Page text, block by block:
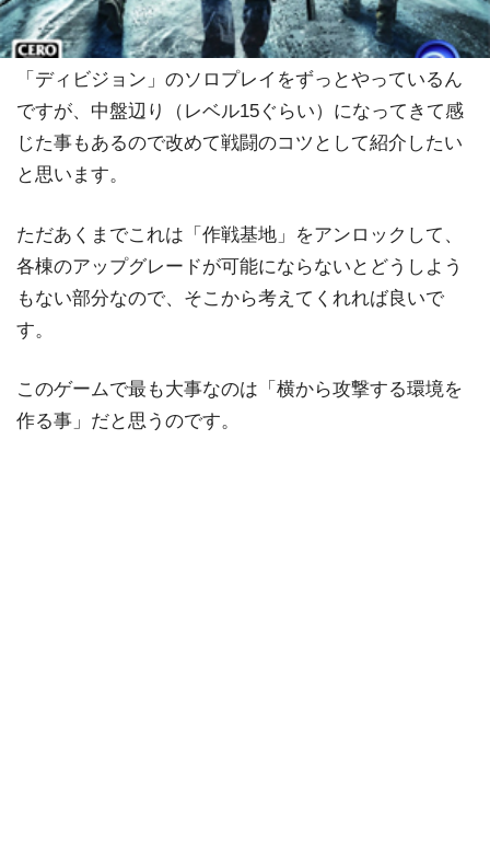
「ディビジョン」のソロプレイをずっとやっているん
ですが、中盤辺り（レベル15ぐらい）になってきて感
じた事もあるので改めて戦闘のコツとして紹介したい
と思います。
ただあくまでこれは「作戦基地」をアンロックして、
各棟のアップグレードが可能にならないとどうしよう
もない部分なので、そこから考えてくれれば良いで
す。
このゲームで最も大事なのは「横から攻撃する環境を
作る事」だと思うのです。